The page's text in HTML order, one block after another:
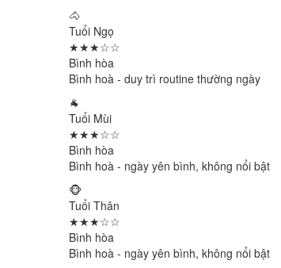
🐴
Tuổi Ngọ
★★★☆☆
Bình hòa
Bình hoà - duy trì routine thường ngày
🐐
Tuổi Mùi
★★★☆☆
Bình hòa
Bình hoà - ngày yên bình, không nổi bật
🐵
Tuổi Thân
★★★☆☆
Bình hòa
Bình hoà - ngày yên bình, không nổi bật